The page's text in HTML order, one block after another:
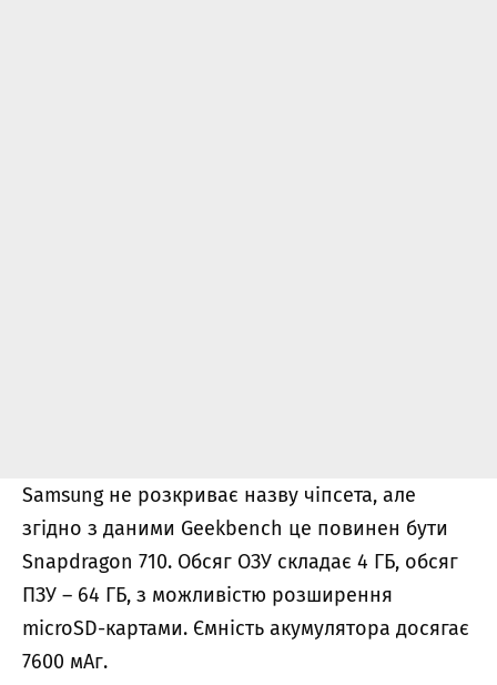
Samsung не розкриває назву чіпсета, але
згідно з даними Geekbench це повинен бути
Snapdragon 710. Обсяг ОЗУ складає 4 ГБ, обсяг
ПЗУ – 64 ГБ, з можливістю розширення
microSD-картами. Ємність акумулятора досягає
7600 мАг.